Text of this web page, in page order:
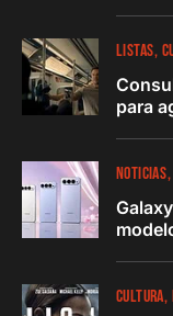
LISTAS
para
NOTICIAS
CULTURA